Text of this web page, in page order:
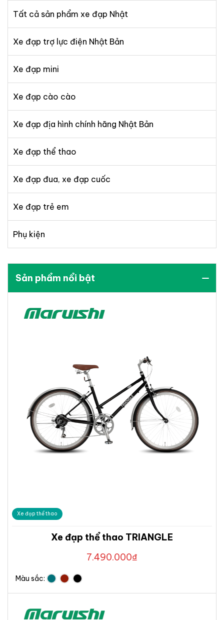
Tất cả sản phẩm xe đạp Nhật
Xe đạp trợ lực điện Nhật Bản
Xe đạp mini
Xe đạp cào cào
Xe đạp địa hình chính hãng Nhật Bản
Xe đạp thể thao
Xe đạp đua, xe đạp cuốc
Xe đạp trẻ em
Phụ kiện
Sản phẩm nổi bật
Xe đạp thể thao
Xe đạp thể thao TRIANGLE
7.490.000₫
Màu sắc: